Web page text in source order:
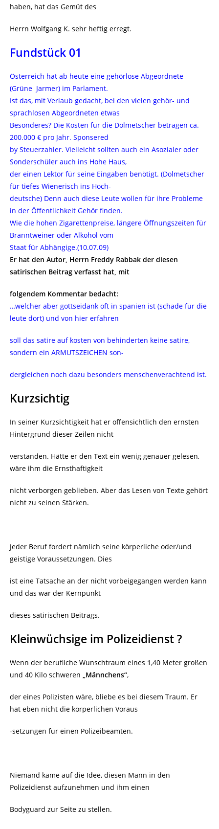
haben, hat das Gemüt des
Herrn Wolfgang K. sehr heftig erregt.
Fundstück 01
Österreich hat ab heute eine gehörlose Abgeordnete
(Grüne Jarmer) im Parlament.
Ist das, mit Verlaub gedacht, bei den vielen gehör- und
sprachlosen Abgeordneten etwas
Besonderes? Die Kosten für die Dolmetscher betragen ca.
200.000 € pro Jahr. Sponsered
by Steuerzahler. Vielleicht sollten auch ein Asozialer oder
Sonderschüler auch ins Hohe Haus,
der einen Lektor für seine Eingaben benötigt. (Dolmetscher
für tiefes Wienerisch ins Hoch-
deutsche) Denn auch diese Leute wollen für ihre Probleme
in der Öffentlichkeit Gehör finden.
Wie die hohen Zigarettenpreise, längere Öffnungszeiten für
Branntweiner oder Alkohol vom
Staat für Abhängige.(10.07.09)
Er hat den Autor, Herrn Freddy Rabbak der diesen
satirischen Beitrag verfasst hat, mit
folgendem Kommentar bedacht:
…welcher aber gottseidank oft in spanien ist (schade für die
leute dort) und von hier erfahren
soll das satire auf kosten von behinderten keine satire,
sondern ein ARMUTSZEICHEN son-
dergleichen noch dazu besonders menschenverachtend ist.
Kurzsichtig
In seiner Kurzsichtigkeit hat er offensichtlich den ernsten
Hintergrund dieser Zeilen nicht
verstanden. Hätte er den Text ein wenig genauer gelesen,
wäre ihm die Ernsthaftigkeit
nicht verborgen geblieben. Aber das Lesen von Texte gehört
nicht zu seinen Stärken.
Jeder Beruf fordert nämlich seine körperliche oder/und
geistige Voraussetzungen. Dies
ist eine Tatsache an der nicht vorbeigegangen werden kann
und das war der Kernpunkt
dieses satirischen Beitrags.
Kleinwüchsige im Polizeidienst ?
Wenn der berufliche Wunschtraum eines 1,40 Meter großen
und 40 Kilo schweren „Männchens“,
der eines Polizisten wäre, bliebe es bei diesem Traum. Er
hat eben nicht die körperlichen Voraus
-setzungen für einen Polizeibeamten.
Niemand käme auf die Idee, diesen Mann in den
Polizeidienst aufzunehmen und ihm einen
Bodyguard zur Seite zu stellen.